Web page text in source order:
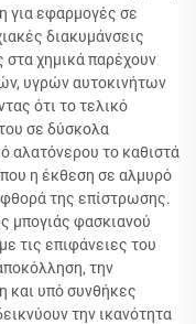
για εφαρμογές σε
διακυμάνσεις
στα χημικά παρέχουν
υγρών αυτοκινήτων
ότι το τελικό
σε δύσκολα
αλατόνερου το καθιστά
η έκθεση σε αλμυρό
της επίστρωσης.
μπογιάς φασκιανού
τις επιφάνειες του
την
και υπό συνθήκες
την ικανότητα